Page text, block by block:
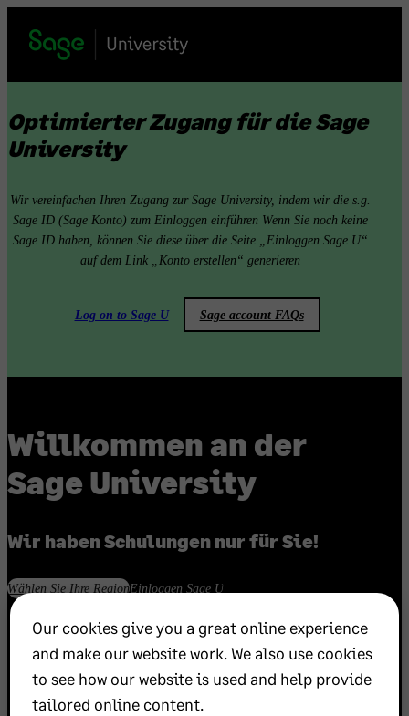
content
Optimierter Zugang für die Sage
University
Wir vereinfachen Ihren Zugang zur Sage University, indem wir die s.g.
Sage ID (Sage Konto) zum Einloggen einführen Wenn Sie noch keine
Sage ID haben, können Sie diese über die Seite „Einloggen Sage U“
auf dem Link „Konto erstellen“ generieren
Log on to Sage U Sage account FAQs
Willkommen an der
Sage University
Wir haben Schulungen nur für Sie!
Wählen Sie Ihre RegionEinloggen Sage U
Our cookies give you a great online experience
and make our website work. We also use cookies
to see how our website is used and help provide
tailored online content.